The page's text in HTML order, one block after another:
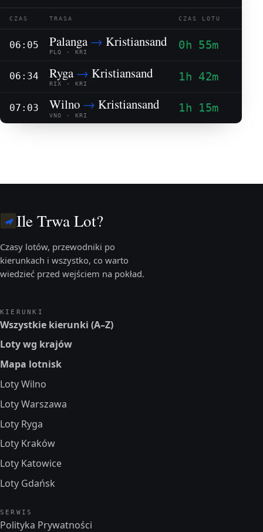
CZAS TRASA CZAS LOTU
06:05 Palanga → Kristiansand
PLQ · KRI
0h 55m
06:34 Ryga → Kristiansand
RIX · KRI
1h 42m
07:03 Wilno → Kristiansand
VNO · KRI
1h 15m
Ile Trwa Lot?
Czasy lotów, przewodniki po
kierunkach i wszystko, co warto
wiedzieć przed wejściem na pokład.
KIERUNKI
Wszystkie kierunki (A–Z)
Loty wg krajów
Mapa lotnisk
Loty Wilno
Loty Warszawa
Loty Ryga
Loty Kraków
Loty Katowice
Loty Gdańsk
SERWIS
Polityka Prywatności